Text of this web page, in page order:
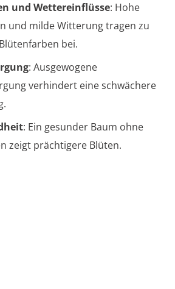
und Wettereinflüsse: Hohe
und milde Witterung tragen zu
bei.
: Ausgewogene
verhindert eine schwächere
: Ein gesunder Baum ohne
zeigt prächtigere Blüten.